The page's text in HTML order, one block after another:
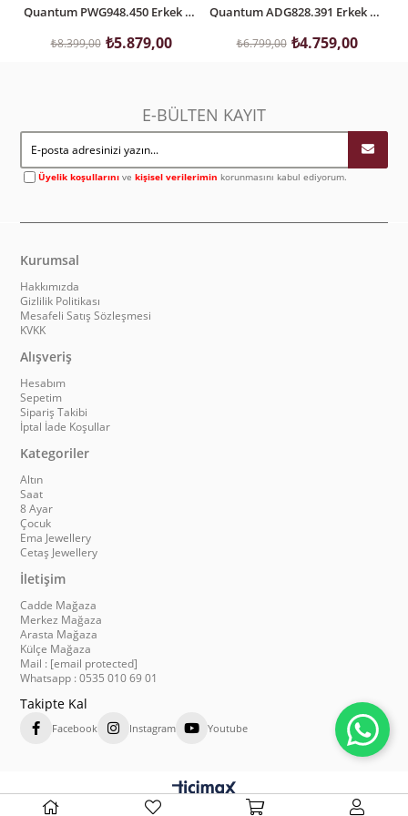
Quantum PWG948.450 Erkek Kol Saati
₺5.879,00
₺8.399,00
Quantum ADG828.391 Erkek Kol Saati
₺4.759,00
₺6.799,00
E-BÜLTEN KAYIT
Üyelik koşullarını vekişisel verilerimin korunmasını kabul ediyorum.
Kurumsal
Hakkımızda
Gizlilik Politikası
Mesafeli Satış Sözleşmesi
KVKK
Alışveriş
Hesabım
Sepetim
Sipariş Takibi
İptal İade Koşullar
Kategoriler
Altın
Saat
8 Ayar
Çocuk
Ema Jewellery
Cetaş Jewellery
İletişim
Cadde Mağaza
Merkez Mağaza
Arasta Mağaza
Külçe Mağaza
Mail : [email protected]
Whatsapp : 0535 010 69 01
Takipte Kal
Facebook Instagram Youtube